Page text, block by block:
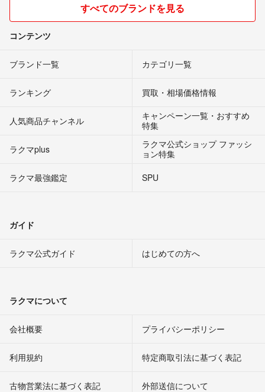
すべてのブランドを見る
コンテンツ
ブランド一覧 カテゴリ一覧
ランキング 買取・相場価格情報
人気商品チャンネル
キャンペーン一覧・おすすめ
特集
ラクマplus
ラクマ公式ショップ ファッシ
ョン特集
ラクマ最強鑑定
SPU
ガイド
ラクマ公式ガイド はじめての方へ
ラクマについて
会社概要 プライバシーポリシー
利用規約 特定商取引法に基づく表記
古物営業法に基づく表記 外部送信について